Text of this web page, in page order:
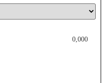
0,000